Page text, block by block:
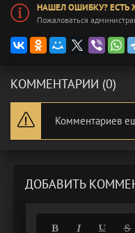
НАШЕЛ ОШИБКУ?
Пожаловаться
КОММЕНТАРИИ (0)
Комментариев
ДОБАВИТЬ